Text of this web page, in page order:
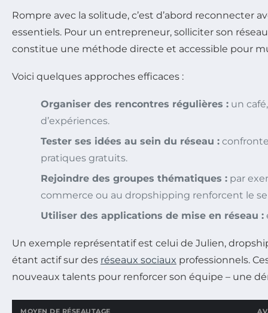
Rompre avec la solitude, c’est d’abord reconnecter
essentiels. Pour un entrepreneur, solliciter son réseau
constitue une méthode directe et accessible pour
Voici quelques approches efficaces :
Organiser des rencontres régulières : un
d’expériences.
Tester ses idées au sein du réseau :
pratiques gratuits.
Rejoindre des groupes thématiques : par
commerce ou au dropshipping renforcent le
Utiliser des applications de mise en réseau :
Un exemple représentatif est celui de Julien,
étant actif sur des réseaux sociaux professionnels.
nouveaux talents pour renforcer son équipe – une
MOYEN DE RÉSEAUTAGE